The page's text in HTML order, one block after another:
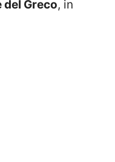
del Greco, in